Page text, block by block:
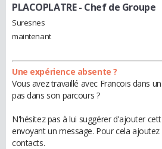
PLACOPLATRE- Chef de Groupe
Suresnes
maintenant
Une expérience absente ?
Vous avez travaillé avec Francois dans
pas dans son parcours ?
N'hésitez pas à lui suggérer d'ajouter
envoyant un message. Pour cela
contacts.